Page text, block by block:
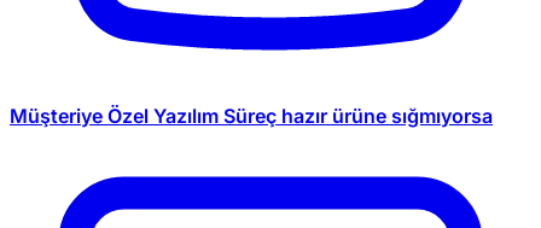
Müşteriye Özel Yazılım Süreç hazır ürüne sığmıyorsa